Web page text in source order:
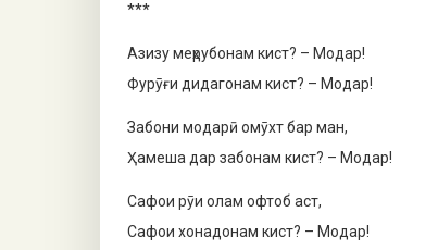
***
Азизу меҳрубонам кист? – Модар!
Фурӯғи дидагонам кист? – Модар!
Забони модарӣ омӯхт бар ман,
Ҳамеша дар забонам кист? – Модар!
Сафои рӯи олам офтоб аст,
Сафои хонадонам кист? – Модар!